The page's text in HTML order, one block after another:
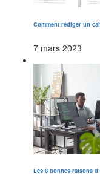
Comment rédiger un
7 mars 2023
Les 8 bonnes raisons